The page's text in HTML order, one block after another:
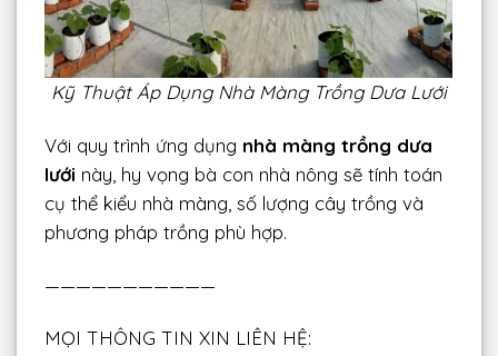
Kỹ Thuật Áp Dụng Nhà Màng Trồng Dưa Lưới
Với quy trình ứng dụng nhà màng trồng dưa
lưới này, hy vọng bà con nhà nông sẽ tính toán
cụ thể kiểu nhà màng, số lượng cây trồng và
phương pháp trồng phù hợp.
———————————
MỌI THÔNG TIN XIN LIÊN HỆ: